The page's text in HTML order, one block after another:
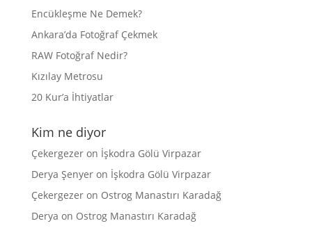
Encükleşme Ne Demek?
Ankara’da Fotoğraf Çekmek
RAW Fotoğraf Nedir?
Kızılay Metrosu
20 Kur’a İhtiyatlar
Kim ne diyor
Çekergezeron İşkodra Gölü Virpazar
Derya Şenyeron İşkodra Gölü Virpazar
Çekergezeron Ostrog Manastırı Karadağ
Derya on Ostrog Manastırı Karadağ